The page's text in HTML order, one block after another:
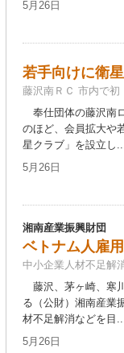
5月26日
若手向けに衛
藤沢南ＲＣ 市内で初
奉仕団体の藤沢南
のほど、会員拡大や
星クラブ」を設立し
5月26日
湘南産業振興財団
ベトナム人雇
中小企業人材不足解
藤沢、茅ヶ崎、寒
る（公財）湘南産業
材不足解消などを目
5月26日